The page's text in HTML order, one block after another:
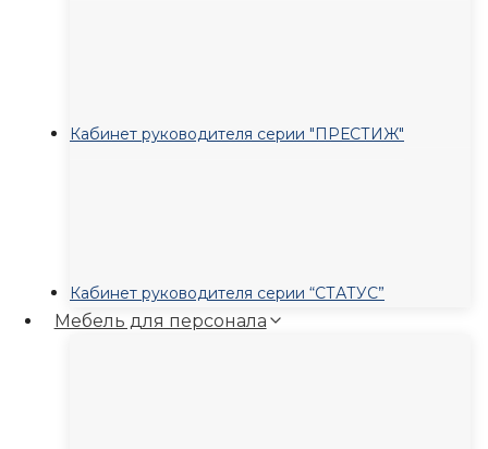
Кабинет руководителя серии "ПРЕСТИЖ"
Кабинет руководителя серии “СТАТУС”
Мебель для персонала